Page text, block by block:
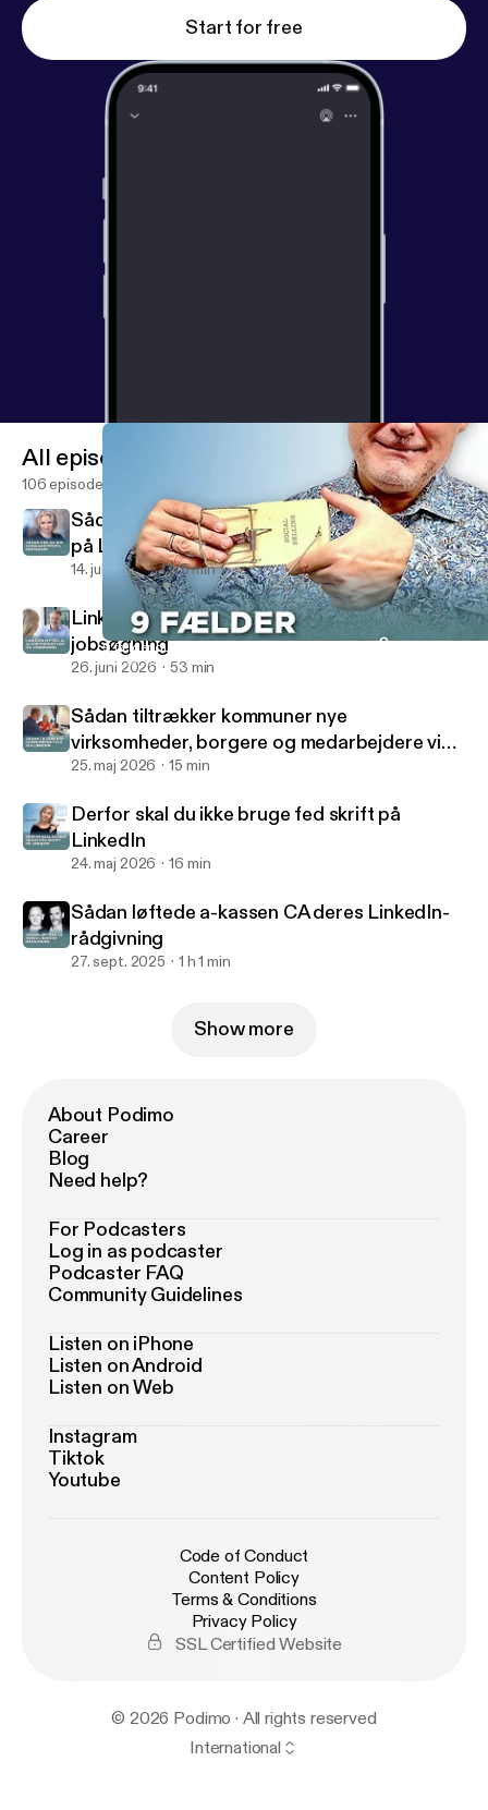
Start for free
9 fælder du skal undgå i social selling – og hvad du skal gøre i
Social Selling Radio
All episodes
106 episodes
Sådan gør du din konsulentprofil knivskarp
på LinkedIn
14. juli 2026 1 h 5 min
LinkedIn-myter, AI, algoritmehustling og
jobsøgning
26. juni 2026 53 min
Sådan tiltrækker kommuner nye
virksomheder, borgere og medarbejdere via
LinkedIn
25. maj 2026 15 min
Derfor skal du ikke bruge fed skrift på
LinkedIn
24. maj 2026 16 min
Sådan løftede a-kassen CA deres LinkedIn-
rådgivning
27. sept. 2025 1 h 1 min
Show more
About Podimo
Career
Blog
Need help?
For Podcasters
Log in as podcaster
Podcaster FAQ
Community Guidelines
Listen on iPhone
Listen on Android
Listen on Web
Instagram
Tiktok
Youtube
Code of Conduct
Content Policy
Terms & Conditions
Privacy Policy
SSL Certified Website
© 2026 Podimo · All rights reserved
International